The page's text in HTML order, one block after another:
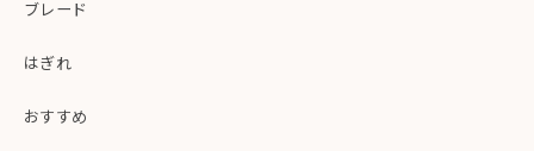
ブレード
はぎれ
おすすめ